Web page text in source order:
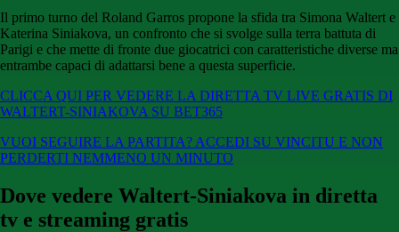
Il primo turno del Roland Garros propone la sfida tra Simona Waltert e
Katerina Siniakova, un confronto che si svolge sulla terra battuta di
Parigi e che mette di fronte due giocatrici con caratteristiche diverse ma
entrambe capaci di adattarsi bene a questa superficie.
CLICCA QUI PER VEDERE LA DIRETTA TV LIVE GRATIS DI
WALTERT-SINIAKOVA SU BET365
VUOI SEGUIRE LA PARTITA? ACCEDI SU VINCITU E NON
PERDERTI NEMMENO UN MINUTO
Dove vedere Waltert-Siniakova in diretta
tv e streaming gratis